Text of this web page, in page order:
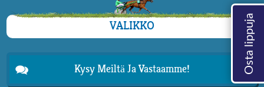
VALIKKO
Kysy Meiltä Ja Vastaamme!